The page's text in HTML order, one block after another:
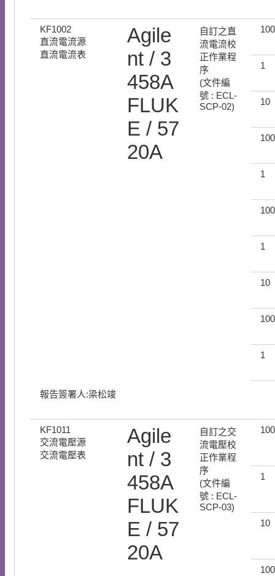
KF1002
直流電流源
直流電流表
Agile
nt / 3
458A
FLUK
E / 57
20A
自訂之直
流電流校
正作業程
序
(文件編
號 : ECL-
SCP-02)
100
1
10
100
1
100
1
10
100
1
報告簽署人:梁松竣
KF1011
交流電壓源
交流電壓表
Agile
nt / 3
458A
FLUK
E / 57
20A
自訂之交
流電壓校
正作業程
序
(文件編
號 : ECL-
SCP-03)
100
1
10
100